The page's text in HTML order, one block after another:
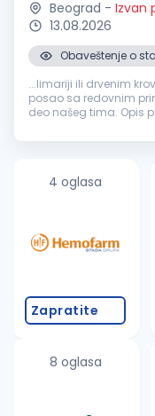
Beograd - Izvan
13.08.2026
Obaveštenje o
...limariji ili drvenim
posao sa redovnim
deo našeg tima. Opis
zameni oluka...
4 oglasa
Zapratite
8 oglasa